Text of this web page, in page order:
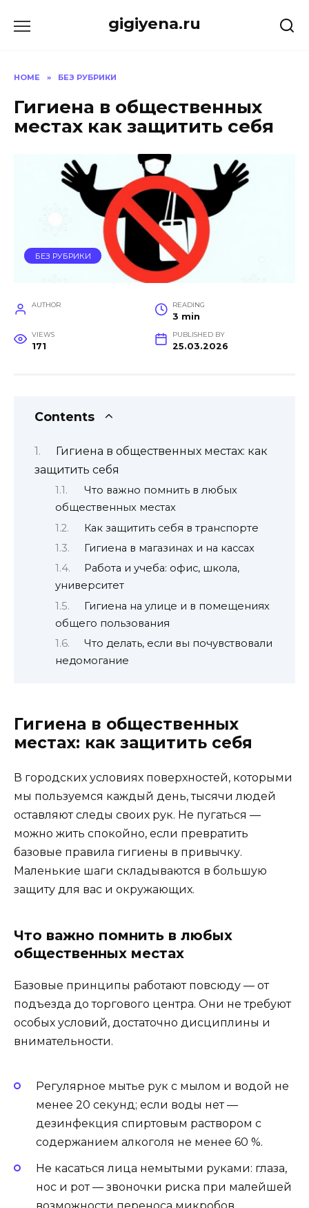
gigiyena.ru
HOME » БЕЗ РУБРИКИ
Гигиена в общественных
местах как защитить себя
БЕЗ РУБРИКИ
AUTHOR READING
3 min
VIEWS
171
PUBLISHED BY
25.03.2026
Contents
Гигиена в общественных местах: как
защитить себя
Что важно помнить в любых
общественных местах
Как защитить себя в транспорте
Гигиена в магазинах и на кассах
Работа и учеба: офис, школа,
университет
Гигиена на улице и в помещениях
общего пользования
Что делать, если вы почувствовали
недомогание
Гигиена в общественных
местах: как защитить себя
В городских условиях поверхностей, которыми
мы пользуемся каждый день, тысячи людей
оставляют следы своих рук. Не пугаться —
можно жить спокойно, если превратить
базовые правила гигиены в привычку.
Маленькие шаги складываются в большую
защиту для вас и окружающих.
Что важно помнить в любых
общественных местах
Базовые принципы работают повсюду — от
подъезда до торгового центра. Они не требуют
особых условий, достаточно дисциплины и
внимательности.
Регулярное мытье рук с мылом и водой не
менее 20 секунд; если воды нет —
дезинфекция спиртовым раствором с
содержанием алкоголя не менее 60 %.
Не касаться лица немытыми руками: глаза,
нос и рот — звоночки риска при малейшей